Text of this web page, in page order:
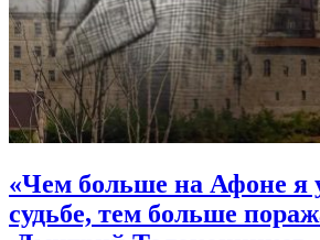
«Чем больше на Афоне я
судьбе, тем больше